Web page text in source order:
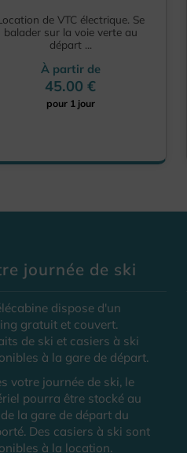
de VTC électrique. Se
balader sur la voie verte au
départ ...
À partir de
45.00 €
pour 1 jour
journée de ski
dispose d'un
gratuit et couvert.
de ski et casiers à ski
à la gare de départ.
votre journée de ski, le
pourra être stocké au
la gare de départ du
Des casiers à ski sont
à la location.